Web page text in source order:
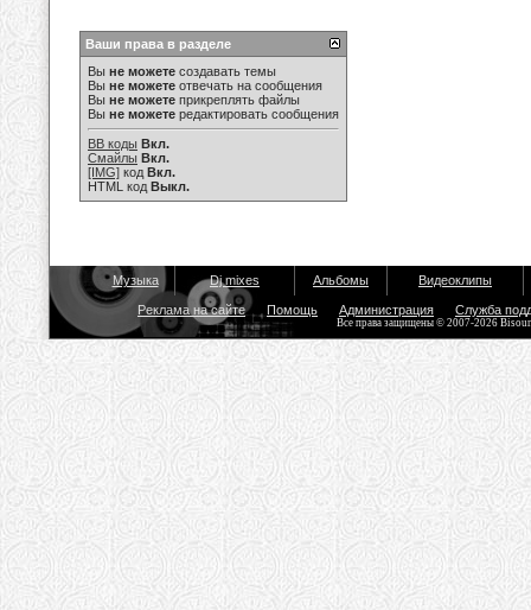
Ваши права в разделе
Вы не можете создавать темы
Вы не можете отвечать на сообщения
Вы не можете прикреплять файлы
Вы не можете редактировать сообщения
BB коды Вкл.
Смайлы Вкл.
[IMG] код Вкл.
HTML код Выкл.
Музыка Dj mixes Альбомы Видеоклипы
Реклама на сайте Помощь Администрация Служба
Все права защищены © 2007-2026